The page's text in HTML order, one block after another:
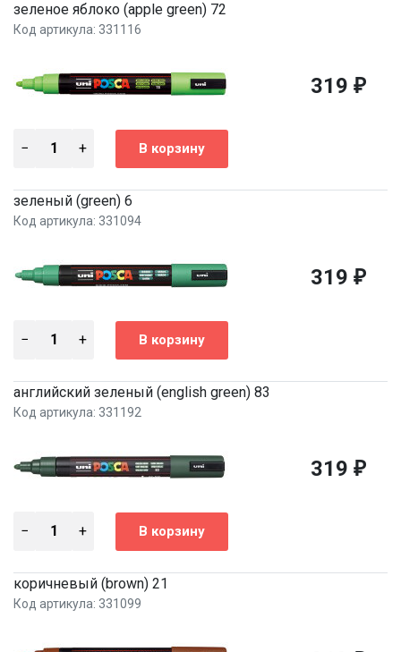
зеленое яблоко (apple green) 72
Код артикула: 331116
319 ₽
зеленый (green) 6
Код артикула: 331094
319 ₽
английский зеленый (english green) 83
Код артикула: 331192
319 ₽
коричневый (brown) 21
Код артикула: 331099